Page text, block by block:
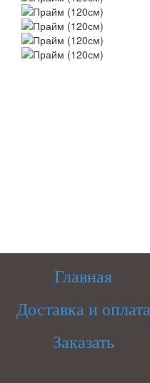
Главная
Доставка и оплата
Заказать